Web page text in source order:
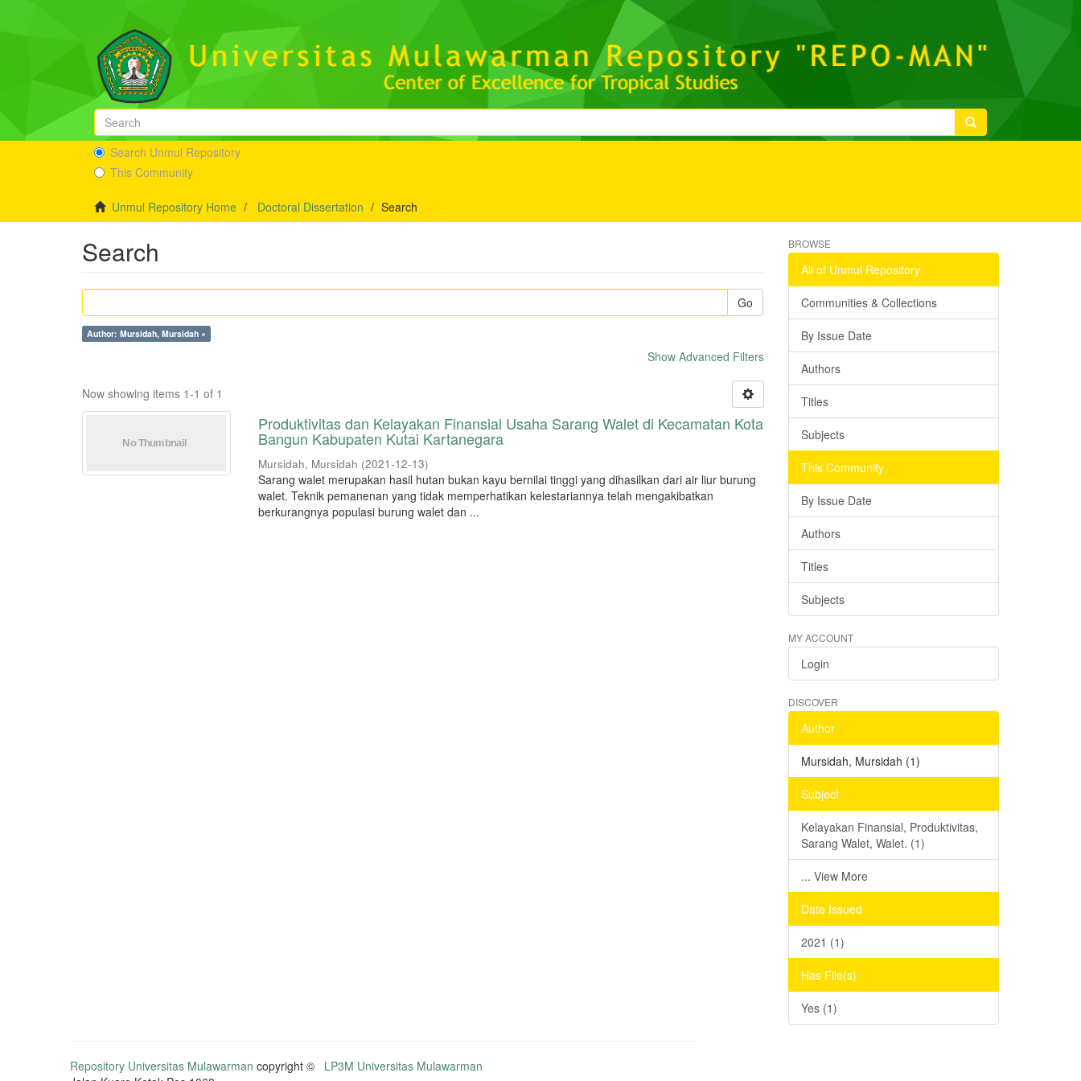
Search Unmul Repository
This Community
Unmul Repository Home Doctoral Dissertation Search
Search
Go
Author: Mursidah, Mursidah ×
Show Advanced Filters
Now showing items 1-1 of 1
Produktivitas dan Kelayakan Finansial Usaha Sarang Walet di Kecamatan Kota
Bangun Kabupaten Kutai Kartanegara
Mursidah, Mursidah (2021-12-13)
Sarang walet merupakan hasil hutan bukan kayu bernilai tinggi yang dihasilkan dari air liur burung
walet. Teknik pemanenan yang tidak memperhatikan kelestariannya telah mengakibatkan
berkurangnya populasi burung walet dan ...
BROWSE
All of Unmul Repository
Communities & Collections
By Issue Date
Authors
Titles
Subjects
This Community
By Issue Date
Authors
Titles
Subjects
MY ACCOUNT
Login
DISCOVER
Author
Mursidah, Mursidah (1)
Subject
Kelayakan Finansial, Produktivitas,
Sarang Walet, Walet. (1)
... View More
Date Issued
2021 (1)
Has File(s)
Yes (1)
Repository Universitas Mulawarman copyright © LP3M Universitas Mulawarman